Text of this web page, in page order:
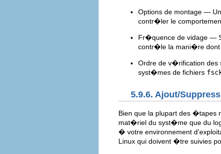
Options de montage —
contr�ler le
Fr�quence de vidage —
contr�le la mani�re
Ordre de v�rification
syst�mes de fichiers
5.9.6. Ajout/
Bien que la plupart des
mat�riel du syst�me que du
� votre environnement
Linux qui doivent �tre suivies